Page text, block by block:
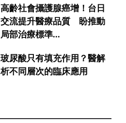
高齡社會攝護腺癌增！台日
交流提升醫療品質 盼推動
局部治療標準...
玻尿酸只有填充作用？醫解
析不同層次的臨床應用